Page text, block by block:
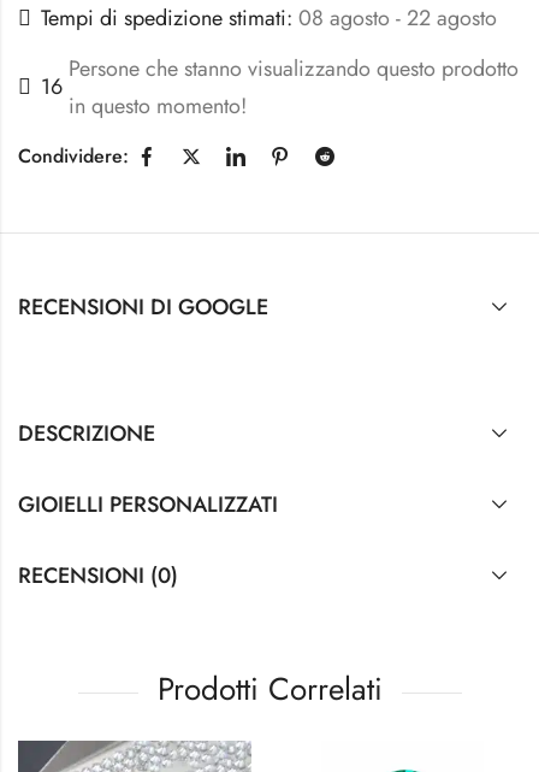
Tempi di spedizione stimati: 08 agosto - 22 agosto
16
Persone che stanno visualizzando questo prodotto
in questo momento!
Condividere:
RECENSIONI DI GOOGLE
DESCRIZIONE
GIOIELLI PERSONALIZZATI
RECENSIONI (0)
Prodotti Correlati